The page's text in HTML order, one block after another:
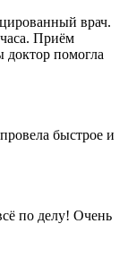
врач.
Приём
доктор помогла
быстрое и
по делу! Очень